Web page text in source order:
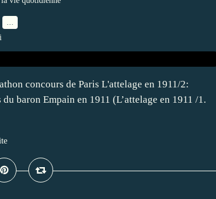
…
concours de Paris L'attelage en 1911/2:
baron Empain en 1911 (L’attelage en 1911 /1.